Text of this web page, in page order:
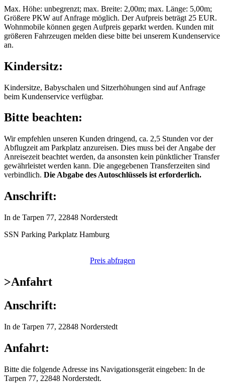
Max. Höhe: unbegrenzt; max. Breite: 2,00m; max. Länge: 5,00m;
Größere PKW auf Anfrage möglich. Der Aufpreis beträgt 25 EUR.
Wohnmobile können gegen Aufpreis geparkt werden. Kunden mit
größeren Fahrzeugen melden diese bitte bei unserem Kundenservice
an.
Kindersitz:
Kindersitze, Babyschalen und Sitzerhöhungen sind auf Anfrage
beim Kundenservice verfügbar.
Bitte beachten:
Wir empfehlen unseren Kunden dringend, ca. 2,5 Stunden vor der
Abflugzeit am Parkplatz anzureisen. Dies muss bei der Angabe der
Anreisezeit beachtet werden, da ansonsten kein pünktlicher Transfer
gewährleistet werden kann. Die angegebenen Transferzeiten sind
verbindlich. Die Abgabe des Autoschlüssels ist erforderlich.
Anschrift:
In de Tarpen 77, 22848 Norderstedt
SSN Parking Parkplatz Hamburg
Preis abfragen
>Anfahrt
Anschrift:
In de Tarpen 77, 22848 Norderstedt
Anfahrt:
Bitte die folgende Adresse ins Navigationsgerät eingeben: In de
Tarpen 77, 22848 Norderstedt.